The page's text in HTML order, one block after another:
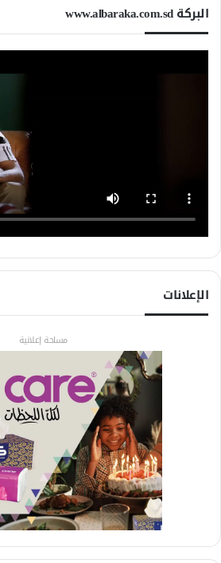
البركة www.albaraka.com.sd
الإعلانات
مساحة إعلانية